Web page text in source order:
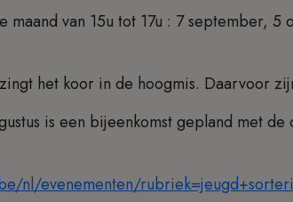
maand van 15u tot 17u : 7 september,
het koor in de hoogmis. Daarvoor
is een bijeenkomst gepland met
nl/evenementen/